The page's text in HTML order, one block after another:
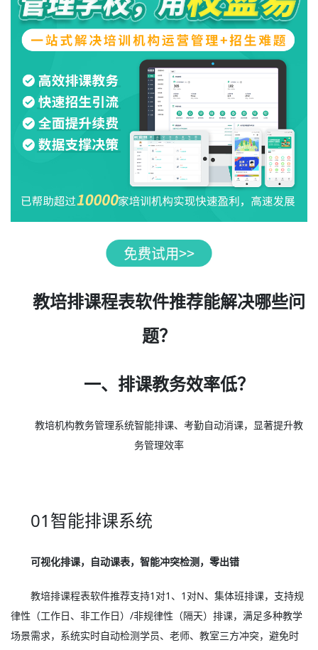
教培排课程表软件推荐能解决哪些问
题？
一、排课教务效率低？
教培机构教务管理系统智能排课、考勤自动消课，显著提升教
务管理效率
01智能排课系统
可视化排课，自动课表，智能冲突检测，零出错
教培排课程表软件推荐支持1对1、1对N、集体班排课，支持规
律性（工作日、非工作日）/非规律性（隔天）排课，满足多种教学
场景需求，系统实时自动检测学员、老师、教室三方冲突，避免时